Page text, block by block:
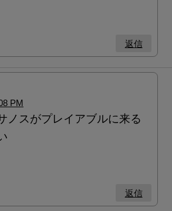
返信
PM
ノスがプレイアブルに来る
返信